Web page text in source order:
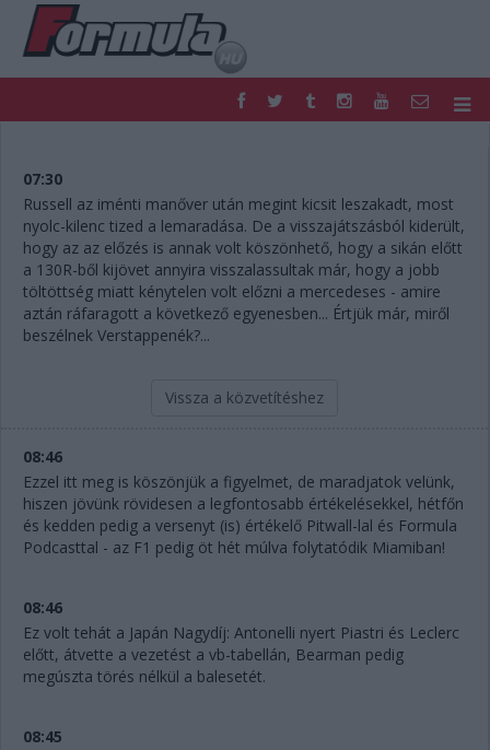
FORMULA
NEMZETKÖZI
HAZAI
RETRO
EGYÉB
PODCAST
SHOP
LIVE
TIPPJÁTÉK
DIGITÁLIS MAGAZIN
PONTÁLLÁSOK
VERSENYNAPTÁRAK
07:30
Russell az iménti manőver után megint kicsit leszakadt, most
nyolc-kilenc tized a lemaradása. De a visszajátszásból kiderült,
hogy az az előzés is annak volt köszönhető, hogy a sikán előtt
a 130R-ből kijövet annyira visszalassultak már, hogy a jobb
töltöttség miatt kénytelen volt előzni a mercedeses - amire
aztán ráfaragott a következő egyenesben... Értjük már, miről
beszélnek Verstappenék?...
Vissza a közvetítéshez
08:46
Ezzel itt meg is köszönjük a figyelmet, de maradjatok velünk,
hiszen jövünk rövidesen a legfontosabb értékelésekkel, hétfőn
és kedden pedig a versenyt (is) értékelő Pitwall-lal és Formula
Podcasttal - az F1 pedig öt hét múlva folytatódik Miamiban!
08:46
Ez volt tehát a Japán Nagydíj: Antonelli nyert Piastri és Leclerc
előtt, átvette a vezetést a vb-tabellán, Bearman pedig
megúszta törés nélkül a balesetét.
08:45